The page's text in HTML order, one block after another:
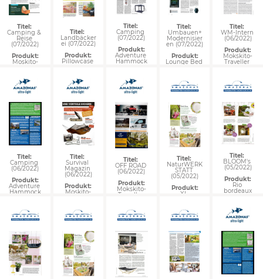
Titel:
BLOOM's
(05/2022)
Produkt:
Rio
bordeaux
Titel:
NaturWERK
STATT
(05/2022)
Produkt:
XL
Titel:
OFF ROAD
(06/2022)
Produkt:
Mokskito-
Traveller
Titel:
Survival
Magazin
(06/2022)
Produkt:
Moskito-
Titel:
Camping
(06/2022)
Produkt:
Adventure
Hammock
Titel:
WM-Intern
(06/2022)
Produkt:
Mokskito-
Traveller
Titel:
Umbauen+
Modernisier
en (07/2022)
Produkt:
Titel:
Landbäcker
ei (07/2022)
Produkt:
Pillowcase
Titel:
Camping
(07/2022)
Produkt:
Adventure
Hammock
Titel:
Camping &
Reise
(07/2022)
Produkt:
Moskito-